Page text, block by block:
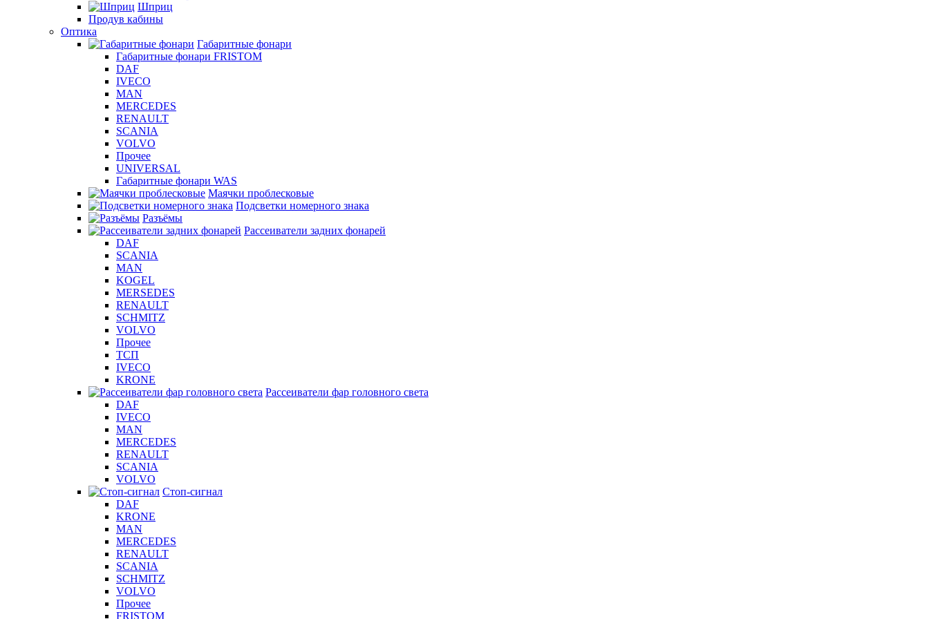
Шприц
Продув кабины
Оптика
Габаритные фонари
Габаритные фонари FRISTOM
DAF
IVECO
MAN
MERCEDES
RENAULT
SCANIA
VOLVO
Прочее
UNIVERSAL
Габаритные фонари WAS
Маячки проблесковые
Подсветки номерного знака
Разъёмы
Рассеиватели задних фонарей
DAF
SCANIA
MAN
KOGEL
MERSEDES
RENAULT
SCHMITZ
VOLVO
Прочее
ТСП
IVECO
KRONE
Рассеиватели фар головного света
DAF
IVECO
MAN
MERCEDES
RENAULT
SCANIA
VOLVO
Стоп-сигнал
DAF
KRONE
MAN
MERCEDES
RENAULT
SCANIA
SCHMITZ
VOLVO
Прочее
FRISTOM